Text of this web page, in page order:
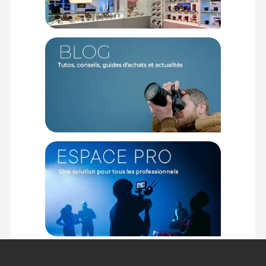
F22 à F4
Nombre de lames
Crantage
1 / 3EV (16 crans)
Gamme mise au point
CARACTERISTIQUES
Dimensions
88.5mm × 112.5mm (Grand angle)
CONTENU DU CARTON
1x Bouchon d'objectif FLCP-80